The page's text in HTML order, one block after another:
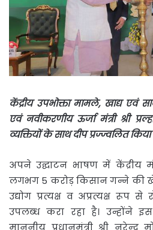
केंद्रीय उपभोक्ता मामले, खाद्य एवं
एवं नवीकरणीय ऊर्जा मंत्री श्री
व्यक्तियों के साथ दीप प्रज्ज्वलित किया
अपने उद्घाटन भाषण में केंद्रीय
लगभग 5 करोड़ किसान गन्ने की
उद्योग प्रत्यक्ष व अप्रत्यक्ष रूप
उपलब्‍ध करा रहा है। उन्होंने
माननीय प्रधानमंत्री श्री